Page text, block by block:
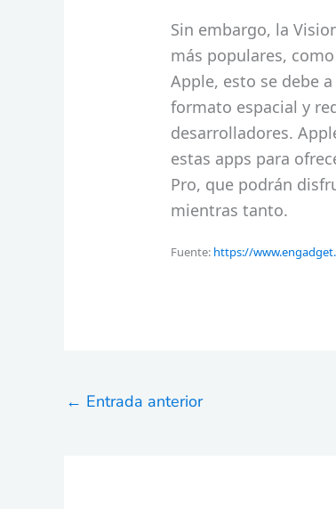
Sin embargo, la
más populares,
Apple, esto se debe
formato espacial y
desarrolladores.
estas apps para
Pro, que podrán
mientras tanto.
Fuente: https://
← Entrada anterior